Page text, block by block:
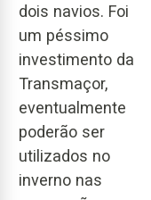
dois navios. Foi
um péssimo
investimento da
Transmaçor,
eventualmente
poderão ser
utilizados no
inverno nas